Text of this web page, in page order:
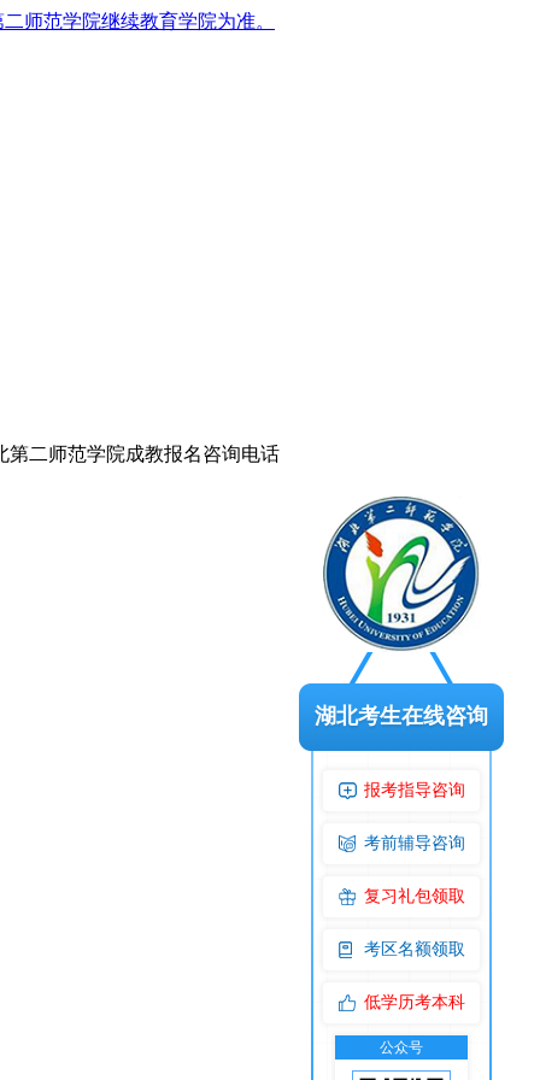
师范学院继续教育学院为准。
湖北考生在线咨询
报考指导咨询
考前辅导咨询
复习礼包领取
考区名额领取
低学历考本科
公众号